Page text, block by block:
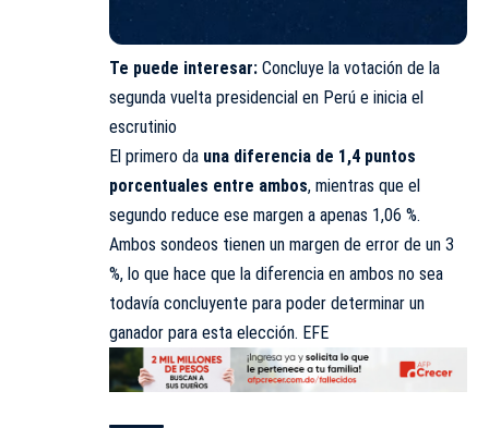
Te puede interesar: Concluye la votación de la
segunda vuelta presidencial en Perú e inicia el
escrutinio
El primero da una diferencia de 1,4 puntos
porcentuales entre ambos, mientras que el
segundo reduce ese margen a apenas 1,06 %.
Ambos sondeos tienen un margen de error de un 3
%, lo que hace que la diferencia en ambos no sea
todavía concluyente para poder determinar un
ganador para esta elección. EFE